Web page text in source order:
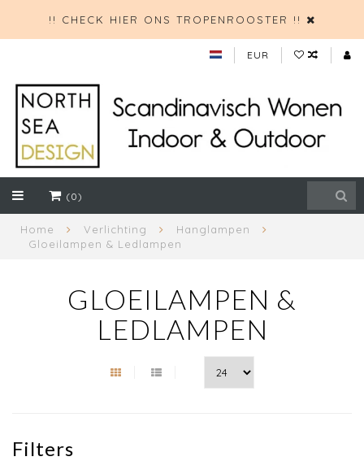
!! CHECK HIER ONS TROPENROOSTER !!
EUR
(0)
Home Verlichting
Hanglampen
Gloeilampen & Ledlampen
GLOEILAMPEN &
LEDLAMPEN
Filters